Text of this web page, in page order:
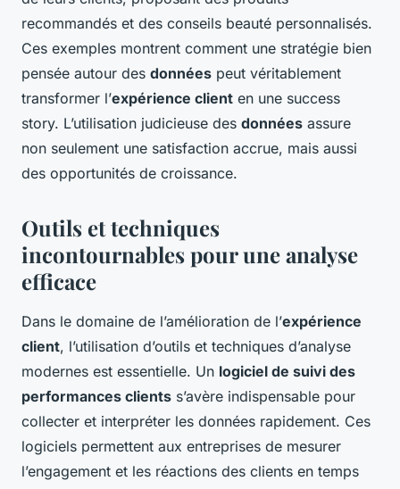
recommandés et des conseils beauté personnalisés.
Ces exemples montrent comment une stratégie bien
pensée autour des données peut véritablement
transformer l’expérience client en une success
story. L’utilisation judicieuse des données assure
non seulement une satisfaction accrue, mais aussi
des opportunités de croissance.
Outils et techniques
incontournables pour une analyse
efficace
Dans le domaine de l’amélioration de l’expérience
client, l’utilisation d’outils et techniques d’analyse
modernes est essentielle. Un logiciel de suivi des
performances clients s’avère indispensable pour
collecter et interpréter les données rapidement. Ces
logiciels permettent aux entreprises de mesurer
l’engagement et les réactions des clients en temps